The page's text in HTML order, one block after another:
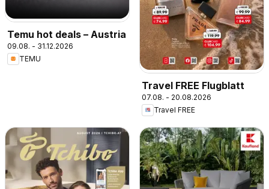
Temu hot deals – Austria
09.08. - 31.12.2026
TEMU
Travel FREE Flugblatt
07.08. - 20.08.2026
Travel FREE